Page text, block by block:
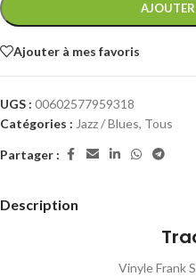
Ajouter à mes favoris
UGS : 00602577959318
Catégories : Jazz / Blues, Tous
Partager :
Description
Vinyle Frank